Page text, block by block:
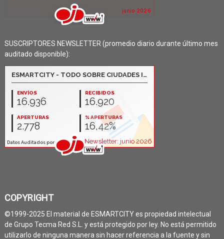
SUSCRIPTORES NEWSLETTER (promedio diario durante último mes
auditado disponible):
COPYRIGHT
©1999-2025 El material de ESMARTCITY es propiedad intelectual
de Grupo Tecma Red S.L. y está protegido por ley. No está permitido
utilizarlo de ninguna manera sin hacer referencia a la fuente y sin